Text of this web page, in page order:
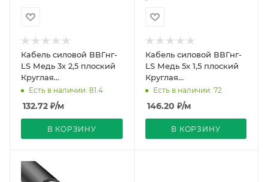
Кабель силовой ВВГнг-
LS Медь 3х 2,5 плоский
Круглая
однопроволочная жила
черный ГОСТ Ореол
Есть в наличии: 81.4
132.72 ₽/м
В КОРЗИНУ
Кабель силовой ВВГнг-
LS Медь 5х 1,5 плоский
Круглая
однопроволочная жила
черный ГОСТ
Есть в наличии: 72
146.20 ₽/м
В КОРЗИНУ